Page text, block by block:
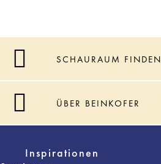
SCHAURAUM FINDEN
ÜBER BEINKOFER
Inspirationen